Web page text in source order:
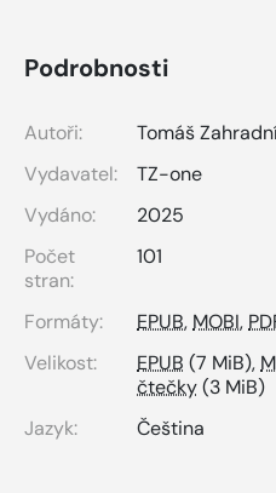
Podrobnosti
Autoři:
Tomáš
Vydavatel:
TZ-one
Vydáno:
2025
Počet
stran:
101
Formáty: EPUB, MOBI,
Velikost:
EPUB (7 MiB),
čtečky(3 MiB)
Jazyk:
Čeština